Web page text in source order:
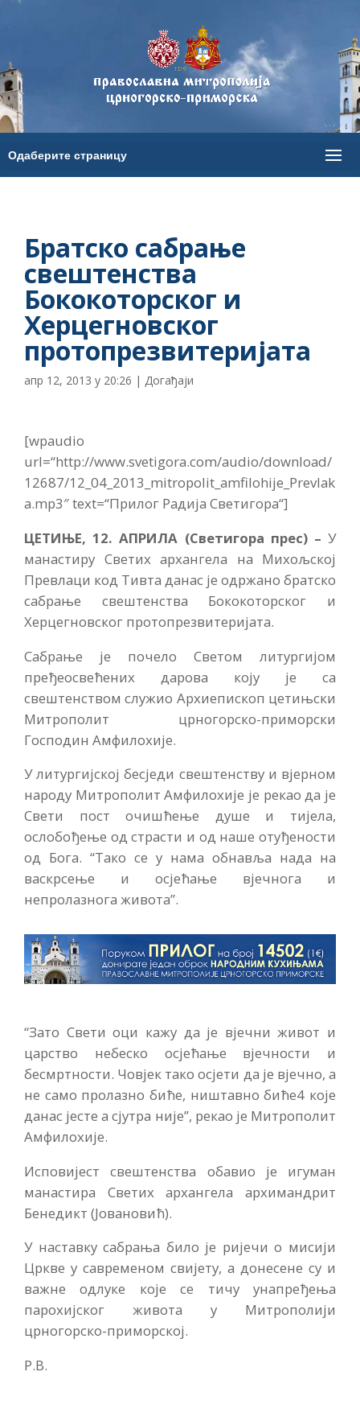
Братско сабрање
свештенства
Бококоторског и
Херцегновског
протопрезвитеријата
апр 12, 2013 у 20:26 | Догађаји
[wpaudio
url=“http://www.svetigora.com/audio/download/
12687/12_04_2013_mitropolit_amfilohije_Prevlak
a.mp3″ text=“Прилог Радија Светигора“]
ЦЕТИЊЕ, 12. АПРИЛА (Светигора прес) – У
манастиру Светих архангела на Михољској
Превлаци код Тивта данас је одржано братско
сабрање свештенства Бококоторског и
Херцегновског протопрезвитеријата.
Сабрање је почело Светом литургијом
пређеосвећених дарова коју је са
свештенством служио Архиепископ цетињски
Митрополит црногорско-приморски
Господин Амфилохије.
У литургијској бесједи свештенству и вјерном
народу Митрополит Амфилохије је рекао да је
Свети пост очишћење душе и тијела,
ослобођење од страсти и од наше отуђености
од Бога. “Тако се у нама обнавља нада на
васкрсење и осјећање вјечнога и
непролазнога живота”.
“Зато Свети оци кажу да је вјечни живот и
царство небеско осјећање вјечности и
бесмртности. Човјек тако осјети да је вјечно, а
не само пролазно биће, ништавно биће4 које
данас јесте а сјутра није”, рекао је Митрополит
Амфилохије.
Исповијест свештенства обавио је игуман
манастира Светих архангела архимандрит
Бенедикт (Јовановић).
У наставку сабрања било је ријечи о мисији
Цркве у савременом свијету, а донесене су и
важне одлуке које се тичу унапређења
парохијског живота у Митрополији
црногорско-приморској.
Р.В.